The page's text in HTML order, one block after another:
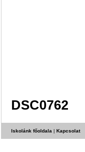
DSC0762
Iskolánk főoldala | Kapcsolat